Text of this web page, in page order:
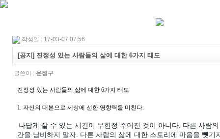
작성일 : 17-03-07 07:56
[공지] 진정성 있는 사람들의 삶에 대한 6가지 태도
글쓴이 : 윤정구
진정성 있는 사람들의 삶에 대한 6가지 태도
1. 자신의 대본으로 세상에 선한 영향력을 미친다.
나답게 살 수 있는 시간이 무한정 주어진 것이 아니다. 다른 사람
간을 낭비하지 말자. 다른 사람의 삶에 대한 스토리에 마음을 뺏기